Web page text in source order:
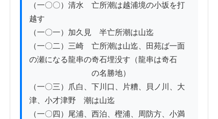
（一〇〇）清水　亡所潮は越浦境の小坂を打
越す
（一〇一）加久見　半亡所潮は山迄
（一〇二）三崎　亡所潮は山迄、田苑ば一面
の瀬になる龍串の奇石埋没す（龍串は奇石
の名勝地）
（一〇三）爪白、下川口、片糟、貝ノ川、大
津、小才津野　潮は山迄
（一〇四）尾浦、西泊、樫浦、周防方、小満